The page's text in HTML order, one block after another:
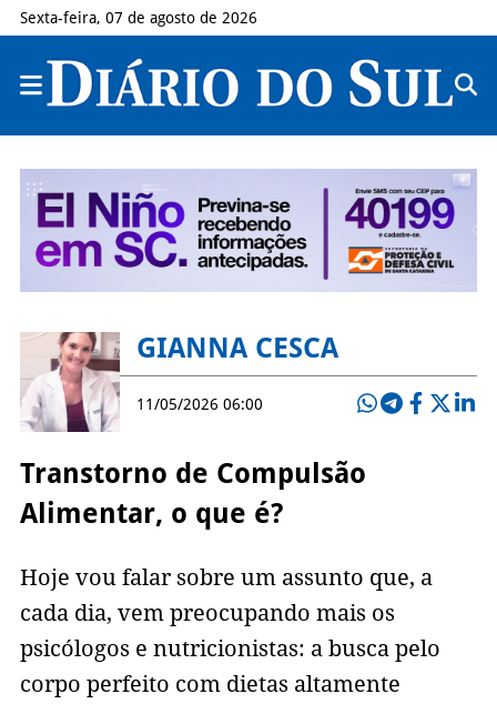
Sexta-feira, 07 de agosto de 2026
GIANNA CESCA
11/05/2026 06:00
Transtorno de Compulsão
Alimentar, o que é?
Hoje vou falar sobre um assunto que, a
cada dia, vem preocupando mais os
psicólogos e nutricionistas: a busca pelo
corpo perfeito com dietas altamente